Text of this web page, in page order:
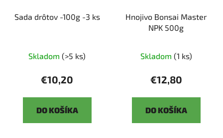
Sada drôtov -100g -3 ks
Skladom (>5 ks)
€10,20
DO KOŠÍKA
Hnojivo Bonsai Master
NPK 500g
Skladom (1 ks)
€12,80
DO KOŠÍKA